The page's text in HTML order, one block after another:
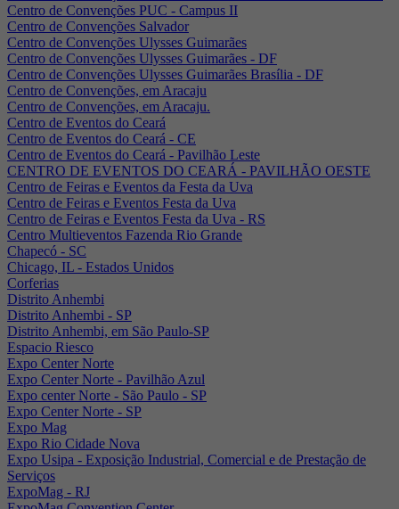
Centro de Convenções PUC - Campus II
Centro de Convenções Salvador
Centro de Convenções Ulysses Guimarães
Centro de Convenções Ulysses Guimarães - DF
Centro de Convenções Ulysses Guimarães Brasília - DF
Centro de Convenções, em Aracaju
Centro de Convenções, em Aracaju.
Centro de Eventos do Ceará
Centro de Eventos do Ceará - CE
Centro de Eventos do Ceará - Pavilhão Leste
CENTRO DE EVENTOS DO CEARÁ - PAVILHÃO OESTE
Centro de Feiras e Eventos da Festa da Uva
Centro de Feiras e Eventos Festa da Uva
Centro de Feiras e Eventos Festa da Uva - RS
Centro Multieventos Fazenda Rio Grande
Chapecó - SC
Chicago, IL - Estados Unidos
Corferias
Distrito Anhembi
Distrito Anhembi - SP
Distrito Anhembi, em São Paulo-SP
Espacio Riesco
Expo Center Norte
Expo Center Norte - Pavilhão Azul
Expo center Norte - São Paulo - SP
Expo Center Norte - SP
Expo Mag
Expo Rio Cidade Nova
Expo Usipa - Exposição Industrial, Comercial e de Prestação de
Serviços
ExpoMag - RJ